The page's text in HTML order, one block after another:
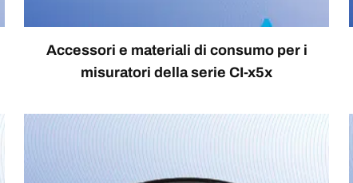
Accessori e materiali di consumo per i
misuratori della serie CI-x5x